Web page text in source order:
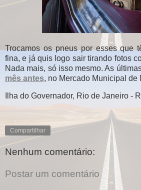
Trocamos os pneus por esses que
fina, e já quis logo sair tirando fotos
Nada mais, só isso mesmo. As
mês antes, no Mercado Municipal de
Ilha do Governador, Rio de Janeiro -
Compartilhar
Nenhum comentário:
Postar um comentário